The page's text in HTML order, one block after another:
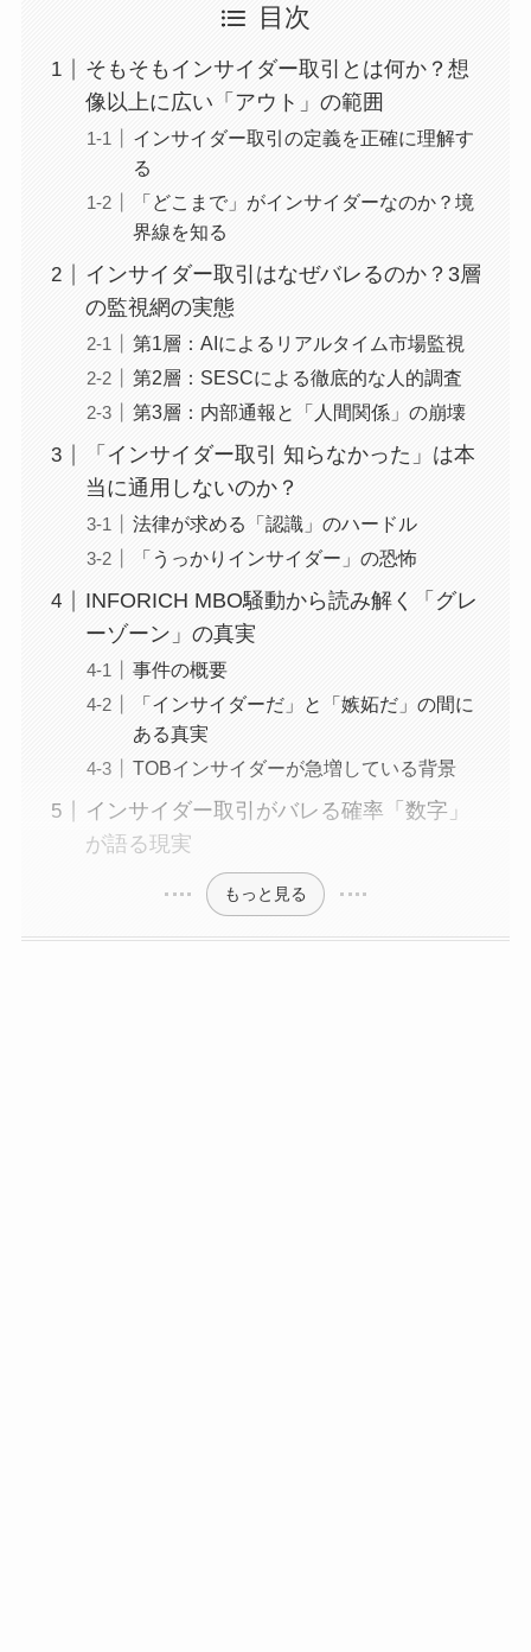
目次
そもそもインサイダー取引とは何か？想
像以上に広い「アウト」の範囲
インサイダー取引の定義を正確に理解す
る
「どこまで」がインサイダーなのか？境
界線を知る
インサイダー取引はなぜバレるのか？3層
の監視網の実態
第1層：AIによるリアルタイム市場監視
第2層：SESCによる徹底的な人的調査
第3層：内部通報と「人間関係」の崩壊
「インサイダー取引 知らなかった」は本
当に通用しないのか？
法律が求める「認識」のハードル
「うっかりインサイダー」の恐怖
INFORICH MBO騒動から読み解く「グレ
ーゾーン」の真実
事件の概要
「インサイダーだ」と「嫉妬だ」の間に
ある真実
TOBインサイダーが急増している背景
インサイダー取引がバレる確率「数字」
が語る現実
もっと見る